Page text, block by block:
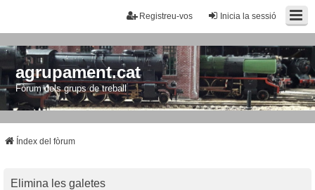
Inicia la sessió
Registreu-vos
agrupament.cat
Fòrum dels grups de treball
Índex del fòrum
Elimina les galetes